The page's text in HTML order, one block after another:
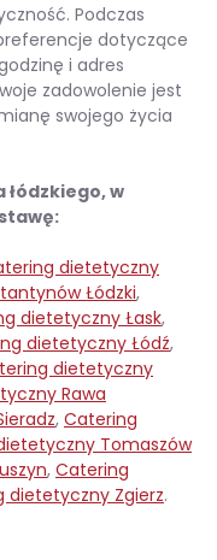
Podczas
dotyczące
i adres
zadowolenie jest
swojego życia
łódzkiego, w
dietetyczny
Łódzki,
dietetyczny Łask,
dietetyczny Łódź,
dietetyczny
Rawa
, Catering
Tomaszów
, Catering
dietetyczny Zgierz.